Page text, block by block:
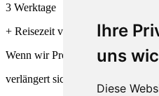
Ihre
uns
Diese
3 Werktage
+ Reisezeit von DHL + Deutsche
Wenn wir Produkte frisch für Dich
verlängert sich die Lieferzeit